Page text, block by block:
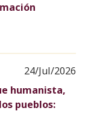
24/Jul/2026
humanista,
pueblos: